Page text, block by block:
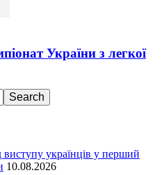
України з легкої
виступу українців у перший
10.08.2026